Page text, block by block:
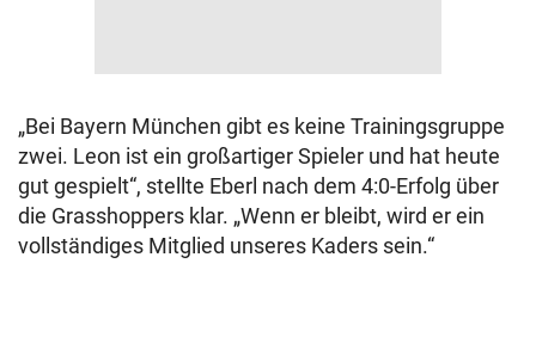
„Bei Bayern München gibt es keine Trainingsgruppe
zwei. Leon ist ein großartiger Spieler und hat heute
gut gespielt“, stellte Eberl nach dem 4:0-Erfolg über
die Grasshoppers klar. „Wenn er bleibt, wird er ein
vollständiges Mitglied unseres Kaders sein.“